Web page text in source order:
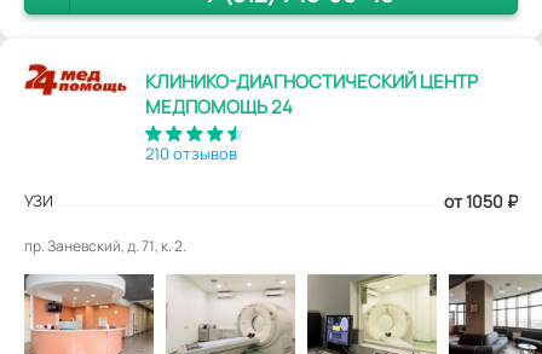
КЛИНИКО-ДИАГНОСТИЧЕСКИЙ ЦЕНТР
МЕДПОМОЩЬ 24
210 отзывов
УЗИ от 1050 ₽
пр. Заневский, д. 71, к. 2.